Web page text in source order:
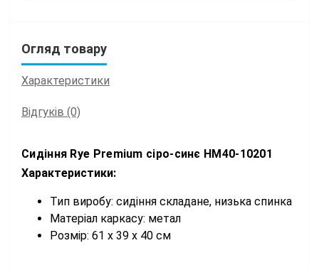
Огляд товару
Характеристики
Відгуків (0)
Сидіння Rye Premium сіро-синє HM40-10201
Характеристики:
Тип виробу: сидіння складане, низька спинка
Матеріал каркасу: метал
Розмір: 61 х 39 х 40 см